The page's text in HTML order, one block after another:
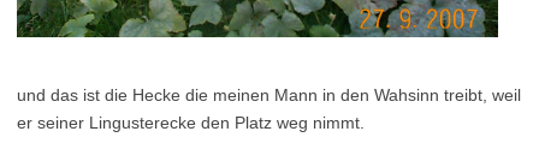
und das ist die Hecke die meinen Mann in den Wahsinn treibt, weil
er seiner Lingusterecke den Platz weg nimmt.